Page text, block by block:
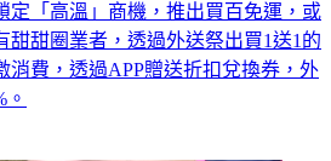
定「高溫」商機，推出買百免運，或
甜甜圈業者，透過外送祭出買1送1的
消費，透過APP贈送折扣兌換券，外